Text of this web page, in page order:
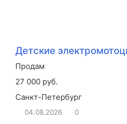
Детские
Продам
27 000 руб.
Санкт-Петербург
04.08.2026 0